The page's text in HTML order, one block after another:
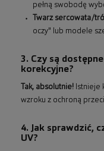
pełną swobodę
Twarz sercowata/
oczy" lub modele
3. Czy są
korekcyjne?
Tak, absolutnie! Istnieje
wzroku z ochroną
4. Jak sprawdzić,
UV?